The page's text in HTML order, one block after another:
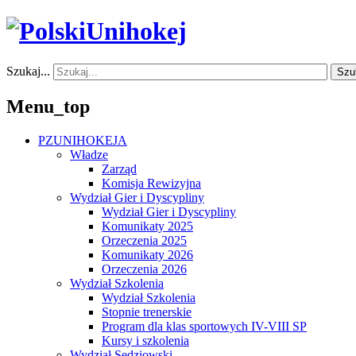
Szukaj...
Menu_top
PZUNIHOKEJA
Władze
Zarząd
Komisja Rewizyjna
Wydział Gier i Dyscypliny
Wydział Gier i Dyscypliny
Komunikaty 2025
Orzeczenia 2025
Komunikaty 2026
Orzeczenia 2026
Wydział Szkolenia
Wydział Szkolenia
Stopnie trenerskie
Program dla klas sportowych IV-VIII SP
Kursy i szkolenia